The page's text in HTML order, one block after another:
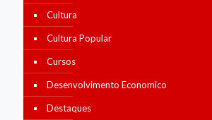
Cultura
Cultura Popular
Cursos
Desenvolvimento Economico
Destaques